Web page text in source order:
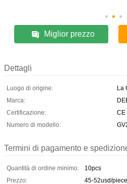
Miglior prezzo
Dettagli
Luogo di origine:
La
Marca:
Certificazione:
CE
Numero di modello:
Termini di pagamento e
Quantità di ordine minimo:
10pcs
Prezzo:
45-52usd/piece